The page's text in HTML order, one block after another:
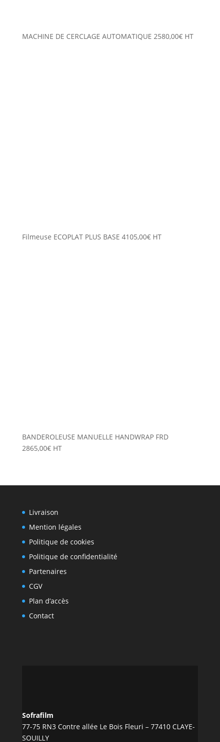
MACHINE DE CERCLAGE AUTOMATIQUE 2580,00€ HT
Filmeuse ECOPLAT PLUS BASE 4105,00€ HT
BANDEROLEUSE MANUELLE HANDWRAP FRD
2865,00€ HT
Livraison
Mention légales
Politique de cookies
Politique de confidentialité
Partenaires
CGV
Plan d’accès
Contact
Sofrafilm
77-75 RN3 Contre allée Le Bois Fleuri – 77410 CLAYE-
SOUILLY